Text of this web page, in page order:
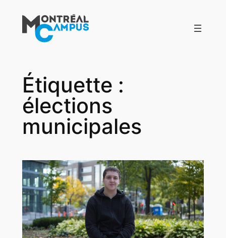
contenu
Étiquette :
élections
municipales